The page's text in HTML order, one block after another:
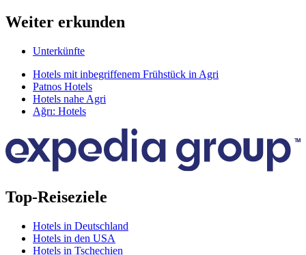
Weiter erkunden
Unterkünfte
Hotels mit inbegriffenem Frühstück in Agri
Patnos Hotels
Hotels nahe Agri
Ağrı: Hotels
Top-Reiseziele
Hotels in Deutschland
Hotels in den USA
Hotels in Tschechien